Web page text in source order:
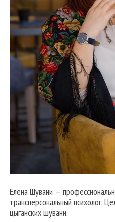
Елена Шувани —
трансперсональный психолог.
цыганских шувани.